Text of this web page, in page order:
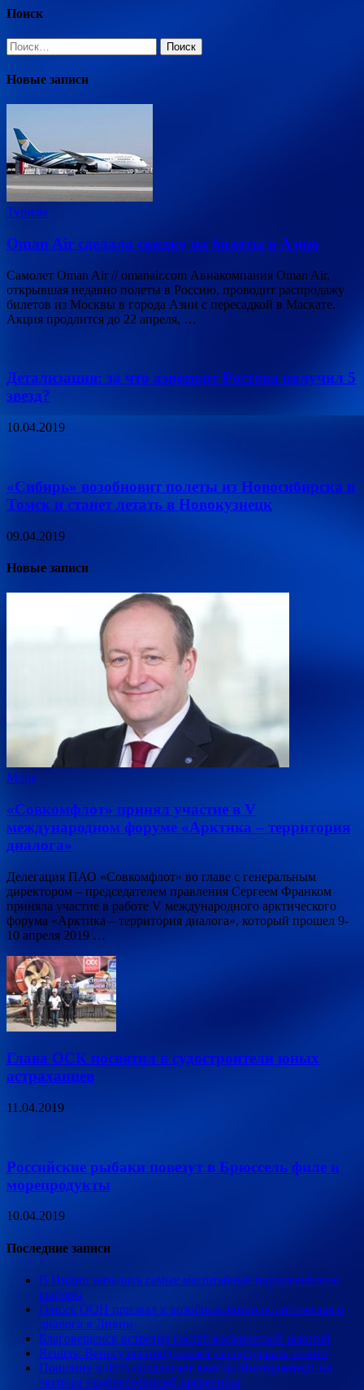
Поиск
Найти:
Новые записи
Туризм
Oman Air сделала скидку на билеты в Азию
Самолет Oman Air // omanair.com Авиакомпания Oman Air,
открывшая недавно полеты в Россию, проводит распродажу
билетов из Москвы в города Азии с пересадкой в Маскате.
Акция продлится до 22 апреля, …
Детализация: за что аэропорт Ростова получил 5
звезд?
10.04.2019
«Сибирь» возобновит полеты из Новосибирска в
Томск и станет летать в Новокузнецк
09.04.2019
Новые записи
Море
«Совкомфлот» принял участие в V
международном форуме «Арктика – территория
диалога»
Делегация ПАО «Совкомфлот» во главе с генеральным
директором – председателем правления Сергеем Франком
приняла участие в работе V международного арктического
форума «Арктика – территория диалога», который прошел 9-
10 апреля 2019 …
Глава ОСК посвятил в судостроители юных
астраханцев
11.04.2019
Российские рыбаки повезут в Брюссель филе и
морепродукты
10.04.2019
Последние записи
В Индии начались самые масштабные парламентские
выборы
Генсек ООН призвал к возобновлению политического
диалога в Ливии
Благовещенск встретит гостей космической ракетой
Reuters: Венесуэла продолжает распродавать золото
Пошлину в 80% предлагает ввести Минпромторг на
экспорт необработанной древесины